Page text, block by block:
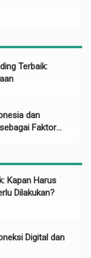
Terbaik:
dan
Faktor
Kapan Harus
Dilakukan?
Digital dan